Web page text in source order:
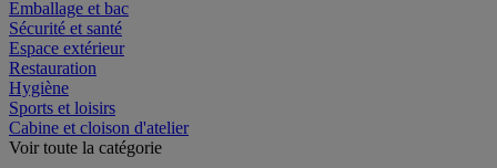
Emballage et bac
Sécurité et santé
Espace extérieur
Restauration
Hygiène
Sports et loisirs
Cabine et cloison d'atelier
Voir toute la catégorie